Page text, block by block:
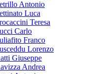
Antonio
Luca
Teresa
Carlo
Franco
Lorenzo
Giuseppe
Andrea